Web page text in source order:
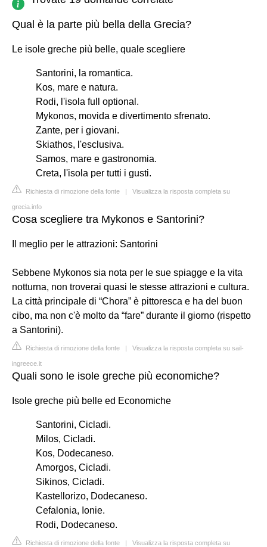
Qual è la parte più bella della Grecia?
Le isole greche più belle, quale scegliere
Santorini, la romantica.
Kos, mare e natura.
Rodi, l'isola full optional.
Mykonos, movida e divertimento sfrenato.
Zante, per i giovani.
Skiathos, l'esclusiva.
Samos, mare e gastronomia.
Creta, l'isola per tutti i gusti.
Richiesta di rimozione della fonte | Visualizza la risposta completa su
grecia.info
Cosa scegliere tra Mykonos e Santorini?
Il meglio per le attrazioni: Santorini
Sebbene Mykonos sia nota per le sue spiagge e la vita
notturna, non troverai quasi le stesse attrazioni e cultura.
La città principale di “Chora” è pittoresca e ha del buon
cibo, ma non c'è molto da “fare” durante il giorno (rispetto
a Santorini).
Richiesta di rimozione della fonte | Visualizza la risposta completa su sail-
ingreece.it
Quali sono le isole greche più economiche?
Isole greche più belle ed Economiche
Santorini, Cicladi.
Milos, Cicladi.
Kos, Dodecaneso.
Amorgos, Cicladi.
Sikinos, Cicladi.
Kastellorizo, Dodecaneso.
Cefalonia, Ionie.
Rodi, Dodecaneso.
Richiesta di rimozione della fonte | Visualizza la risposta completa su